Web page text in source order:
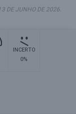
3 DE JUNHO DE 2026.
INCERTO
0%